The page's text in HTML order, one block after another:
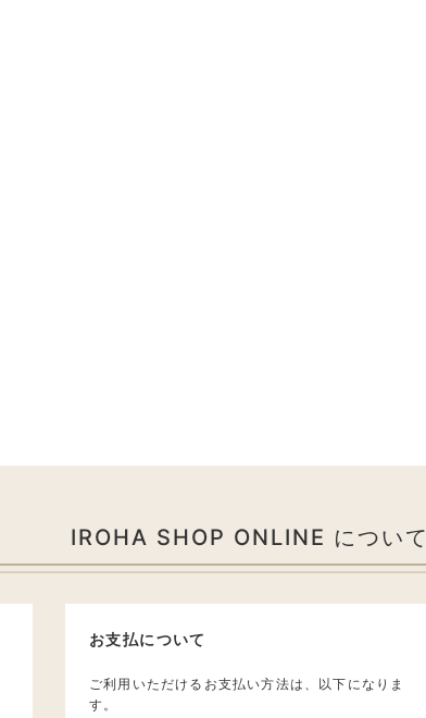
IROHA SHOP ONLINE について
お支払について
ご利用いただけるお支払い方法は、以下になりま
す。